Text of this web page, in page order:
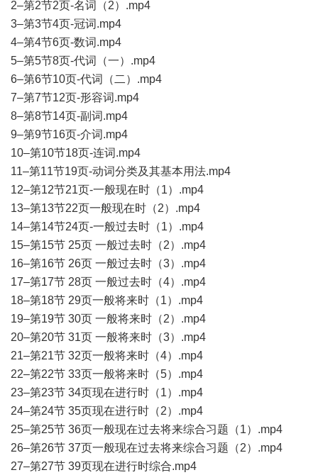
2–第2节2页-名词（2）.mp4
3–第3节4页-冠词.mp4
4–第4节6页-数词.mp4
5–第5节8页-代词（一）.mp4
6–第6节10页-代词（二）.mp4
7–第7节12页-形容词.mp4
8–第8节14页-副词.mp4
9–第9节16页-介词.mp4
10–第10节18页-连词.mp4
11–第11节19页-动词分类及其基本用法.mp4
12–第12节21页-一般现在时（1）.mp4
13–第13节22页一般现在时（2）.mp4
14–第14节24页-一般过去时（1）.mp4
15–第15节 25页 一般过去时（2）.mp4
16–第16节 26页 一般过去时（3）.mp4
17–第17节 28页 一般过去时（4）.mp4
18–第18节 29页一般将来时（1）.mp4
19–第19节 30页 一般将来时（2）.mp4
20–第20节 31页 一般将来时（3）.mp4
21–第21节 32页一般将来时（4）.mp4
22–第22节 33页一般将来时（5）.mp4
23–第23节 34页现在进行时（1）.mp4
24–第24节 35页现在进行时（2）.mp4
25–第25节 36页一般现在过去将来综合习题（1）.mp4
26–第26节 37页一般现在过去将来综合习题（2）.mp4
27–第27节 39页现在进行时综合.mp4